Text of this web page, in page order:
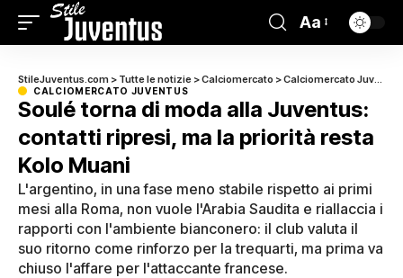
Aa
StileJuventus.com > Tutte le notizie >Calciomercato >Calciomercato Juventus
CALCIOMERCATO JUVENTUS
Soulé torna di moda alla Juventus:
contatti ripresi, ma la priorità resta
Kolo Muani
L'argentino, in una fase meno stabile rispetto ai primi
mesi alla Roma, non vuole l'Arabia Saudita e riallaccia i
rapporti con l'ambiente bianconero: il club valuta il
suo ritorno come rinforzo per la trequarti, ma prima va
chiuso l'affare per l'attaccante francese.